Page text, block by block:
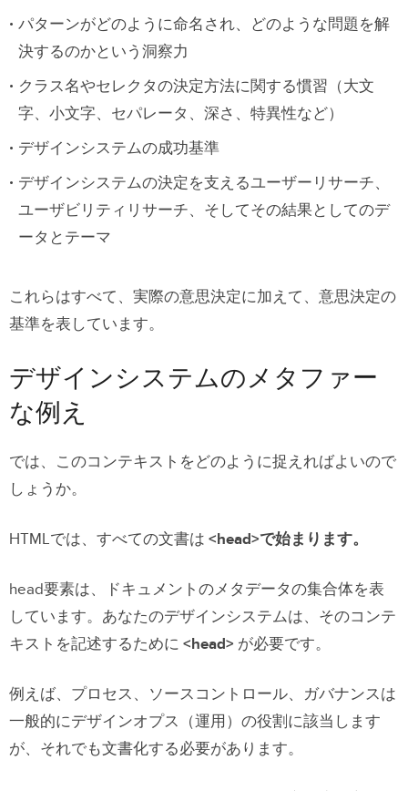
パターンがどのように命名され、どのような問題を解
決するのかという洞察力
クラス名やセレクタの決定方法に関する慣習（大文
字、小文字、セパレータ、深さ、特異性など）
デザインシステムの成功基準
デザインシステムの決定を支えるユーザーリサーチ、
ユーザビリティリサーチ、そしてその結果としてのデ
ータとテーマ
これらはすべて、実際の意思決定に加えて、意思決定の
基準を表しています。
デザインシステムのメタファー
な例え
では、このコンテキストをどのように捉えればよいので
しょうか。
HTMLでは、すべての文書は <head>で始まります。
head要素は、ドキュメントのメタデータの集合体を表
しています。あなたのデザインシステムは、そのコンテ
キストを記述するために <head> が必要です。
例えば、プロセス、ソースコントロール、ガバナンスは
一般的にデザインオプス（運用）の役割に該当します
が、それでも文書化する必要があります。